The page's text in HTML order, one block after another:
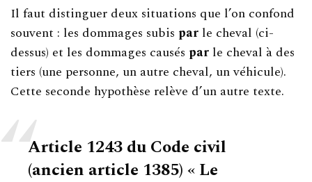
Il faut distinguer deux situations que l’on confond
souvent : les dommages subis par le cheval (ci-
dessus) et les dommages causés par le cheval à des
tiers (une personne, un autre cheval, un véhicule).
Cette seconde hypothèse relève d’un autre texte.
Article 1243 du Code civil
(ancien article 1385) « Le